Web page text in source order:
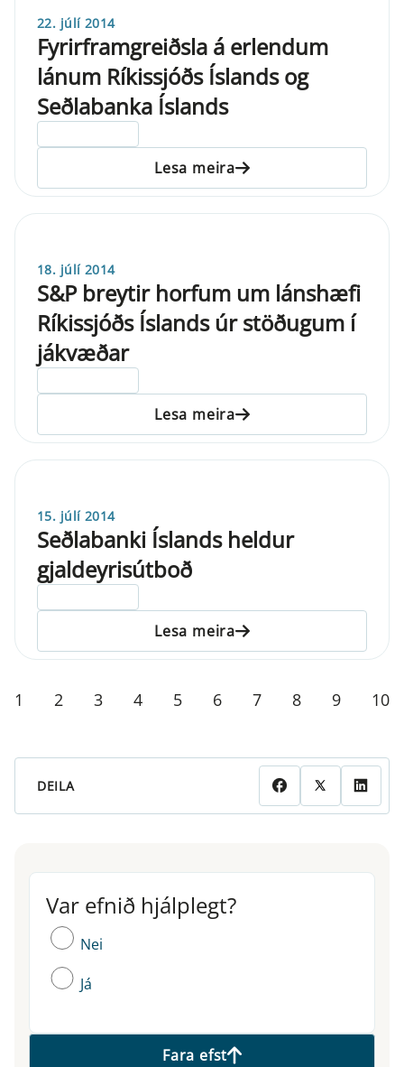
22. júlí 2014
Fyrirframgreiðsla á erlendum
lánum Ríkissjóðs Íslands og
Seðlabanka Íslands
Lesa meira
18. júlí 2014
S&P breytir horfum um lánshæfi
Ríkissjóðs Íslands úr stöðugum í
jákvæðar
Lesa meira
15. júlí 2014
Seðlabanki Íslands heldur
gjaldeyrisútboð
Lesa meira
1 2 3 4 5 6 7 8 9 10
DEILA
Var efnið hjálplegt?
Var efnið hjálplegt?
Nei
Já
Fara efst